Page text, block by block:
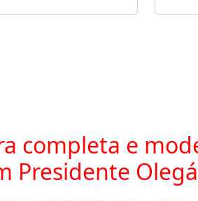
completa e
Presidente